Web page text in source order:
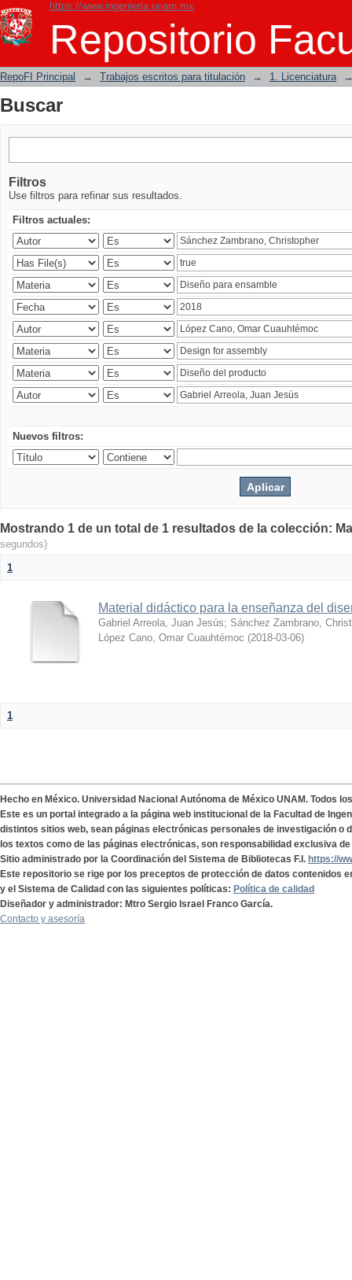
https://www.ingenieria.unam.mx
Repositorio
Buscar
RepoFI Principal → Trabajos escritos para titulación → 1. Licenciatura
Buscar
Filtros
Use filtros para refinar sus resultados.
Filtros actuales:
Nuevos filtros:
Mostrando 1 de un total de 1 resultados de la colección:
segundos)
1
Material didáctico para la enseñanza del
Gabriel Arreola, Juan Jesús; Sánchez Zambrano,
López Cano, Omar Cuauhtémoc (2018-03-06)
1
Hecho en México. Universidad Nacional Autónoma de México UNAM. Todos
Este es un portal integrado a la página web institucional de la Facultad de
distintos sitios web, sean páginas electrónicas personales de investigación o
los textos como de las páginas electrónicas, son responsabilidad exclusiva
Sitio administrado por la Coordinación del Sistema de Bibliotecas F.I. https://
Este repositorio se rige por los preceptos de protección de datos contenidos
y el Sistema de Calidad con las siguientes políticas: Política de calidad
Diseñador y administrador: Mtro Sergio Israel Franco García.
Contacto y asesoría